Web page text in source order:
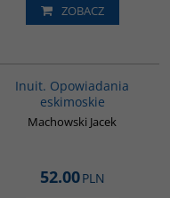
ZOBACZ
Inuit. Opowiadania
eskimoskie
Machowski Jacek
52.00PLN